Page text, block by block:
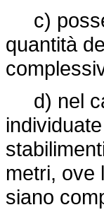
c)
quantità
d) nel
metri, ove
siano